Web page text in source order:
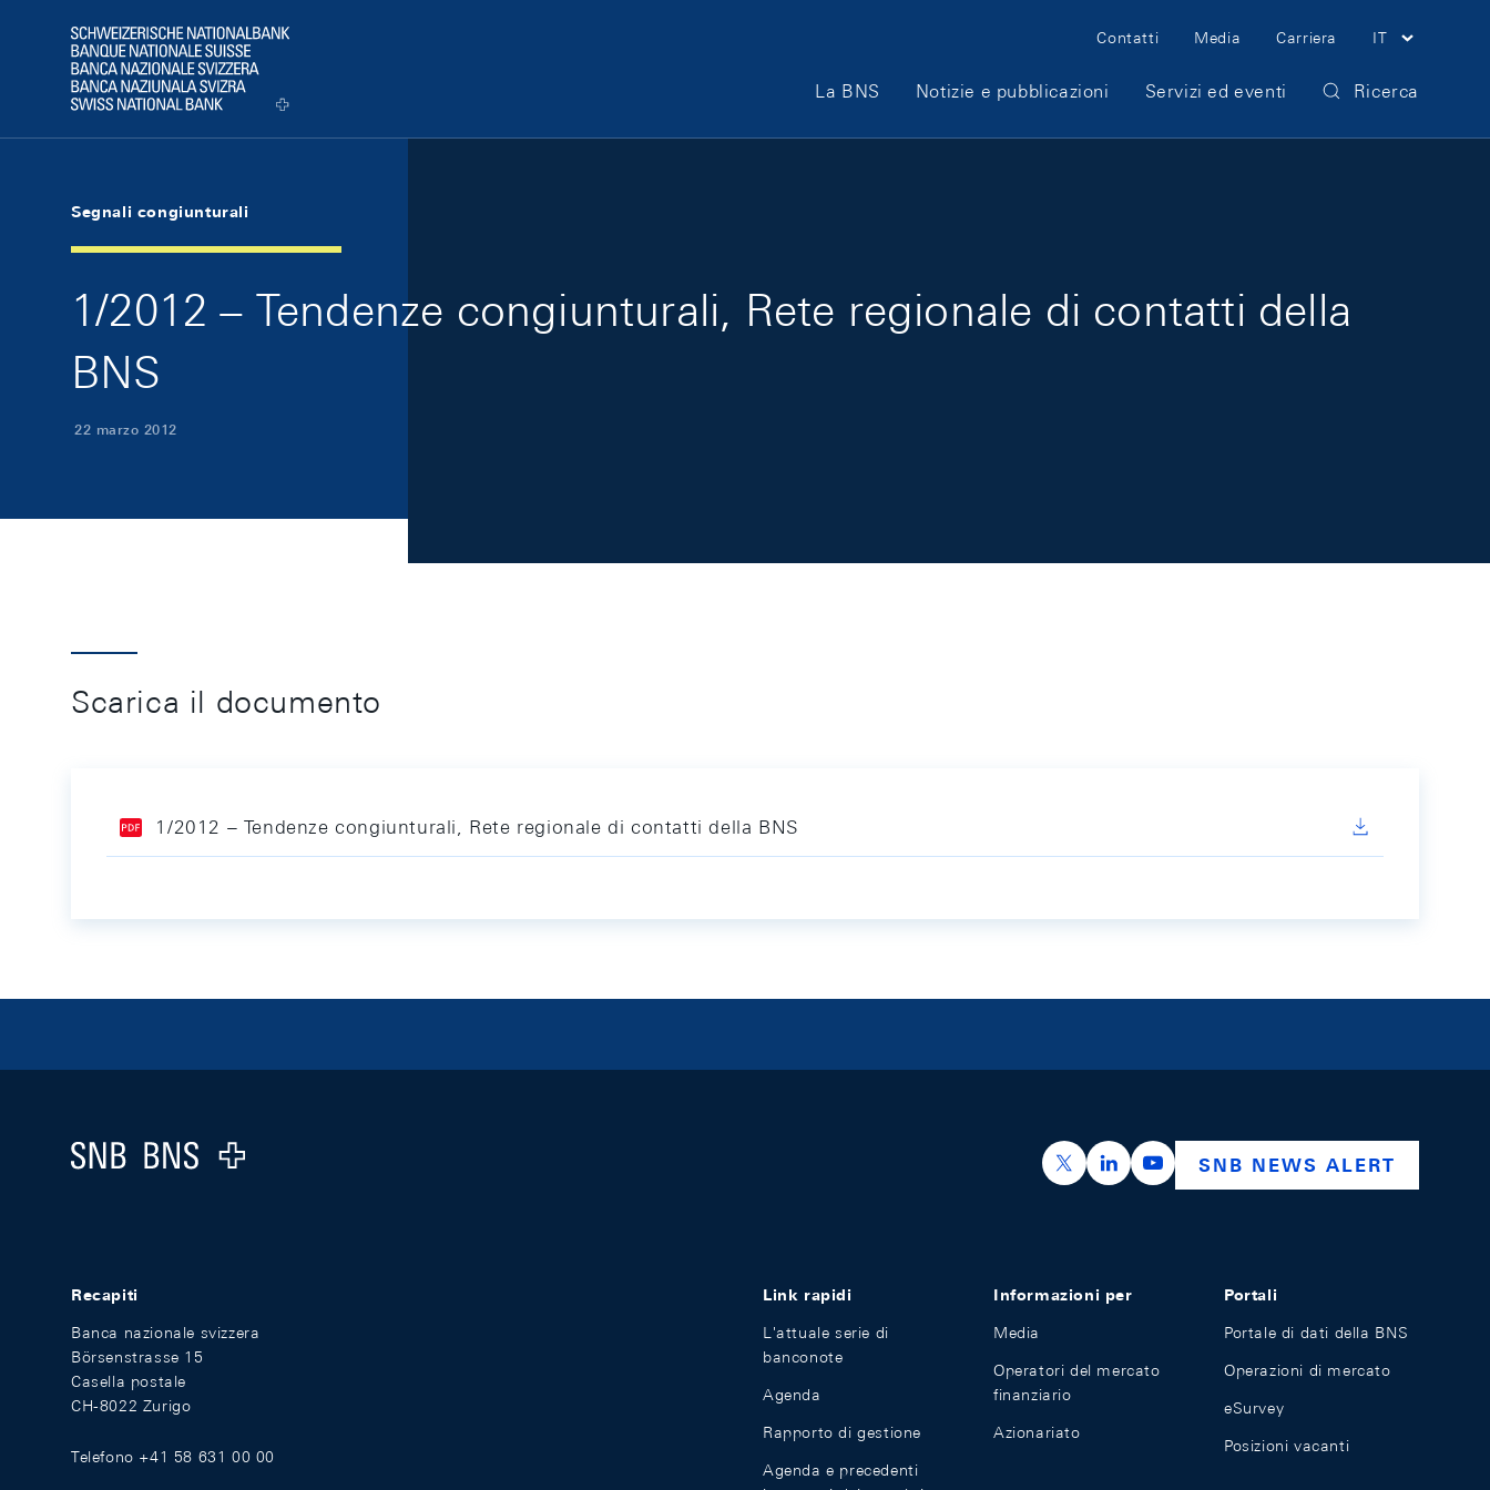
Logo
Meta Navigation
Contatti Media Carriera IT
Main Navigation
La BNS Notizie e pubblicazioni Servizi ed eventi Ricerca
Segnali congiunturali
1/2012 – Tendenze congiunturali, Rete regionale di contatti della
BNS
22 marzo 2012
Scarica il documento
1/2012 – Tendenze congiunturali, Rete regionale di contatti della BNS
Logo
https://x.com/snb_bns
https://ch.linkedin.com/company/swiss-
https://www.youtube.com/
SNB NEWS ALERT
Recapiti
Banca nazionale svizzera
Börsenstrasse 15
Casella postale
CH-8022 Zurigo
Telefono +41 58 631 00 00
Link rapidi
L'attuale serie di
banconote
Agenda
Rapporto di gestione
Agenda e precedenti
Informazioni per
Media
Operatori del mercato
finanziario
Azionariato
Portali
Portale di dati della BNS
Operazioni di mercato
eSurvey
Posizioni vacanti